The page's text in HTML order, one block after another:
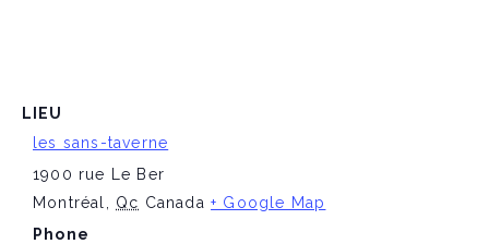
LIEU
les sans-taverne
1900 rue Le Ber
Montréal
Qc Canada + Google Map
Phone